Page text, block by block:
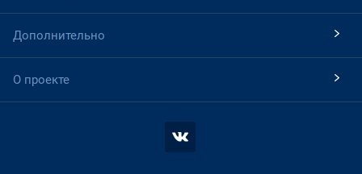
Дополнительно
О проекте